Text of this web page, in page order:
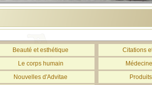
Beauté et esthétique
Citations
Le corps humain
Nouvelles d'Advitae